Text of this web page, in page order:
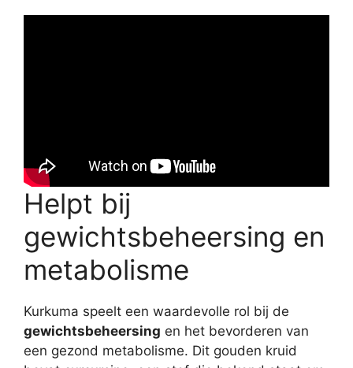
Helpt bij
gewichtsbeheersing en
metabolisme
Kurkuma speelt een waardevolle rol bij de
gewichtsbeheersing en het bevorderen van
een gezond metabolisme. Dit gouden kruid